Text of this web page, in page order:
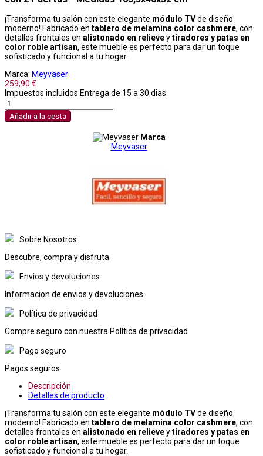
¡Transforma tu salón con este elegante módulo TVde diseño
moderno! Fabricado en tablero de melamina color cashmere, con
detalles frontales en alistonado en relieveytiradores y patas en
color roble artisan, este mueble es perfecto para dar un toque
sofisticado y funcional a tu hogar.
Marca: Meyvaser
259,90 €
Impuestos incluidos Entrega de 15 a 30 dias
Añadir a la cesta
Marca
Meyvaser
Sobre Nosotros
Descubre, compra y disfruta
Envios y devoluciones
Informacion de envios y devoluciones
Política de privacidad
Compre seguro con nuestra Política de privacidad
Pago seguro
Pagos seguros
Descripción
Detalles de producto
¡Transforma tu salón con este elegante módulo TVde diseño
moderno! Fabricado en tablero de melamina color cashmere, con
detalles frontales en alistonado en relieveytiradores y patas en
color roble artisan, este mueble es perfecto para dar un toque
sofisticado y funcional a tu hogar.